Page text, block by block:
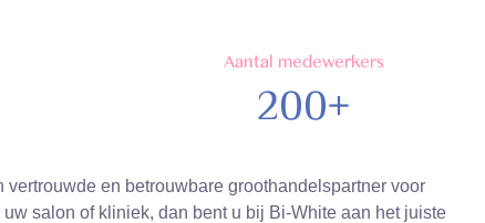
Aantal medewerkers
200+
vertrouwde en betrouwbare groothandelspartner voor
salon of kliniek, dan bent u bij Bi-White aan het juiste